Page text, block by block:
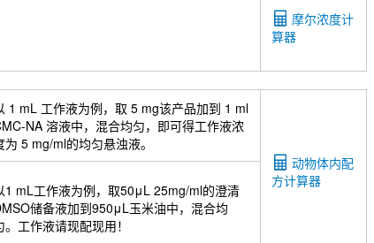
摩尔浓度计
算器
动物体内配
方计算器
1 mL 工作液为例，取 5 mg该产品加到 1 ml
NA 溶液中，混合均匀，即可得工作液浓
为 5 mg/ml的均匀悬浊液。
1 mL工作液为例，取50μL 25mg/ml的澄清
储备液加到950μL玉米油中，混合均
。工作液请现配现用！